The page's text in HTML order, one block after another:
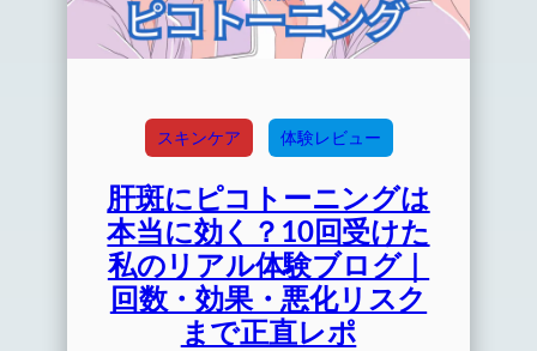
スキンケア 体験レビュー
肝斑にピコトーニングは
本当に効く？10回受けた
私のリアル体験ブログ｜
回数・効果・悪化リスク
まで正直レポ